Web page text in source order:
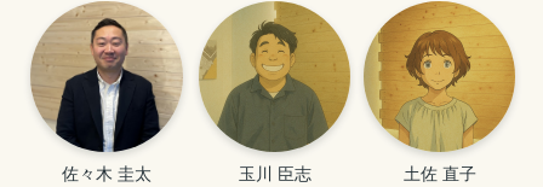
佐々木 圭太 玉川 臣志 土佐 直子